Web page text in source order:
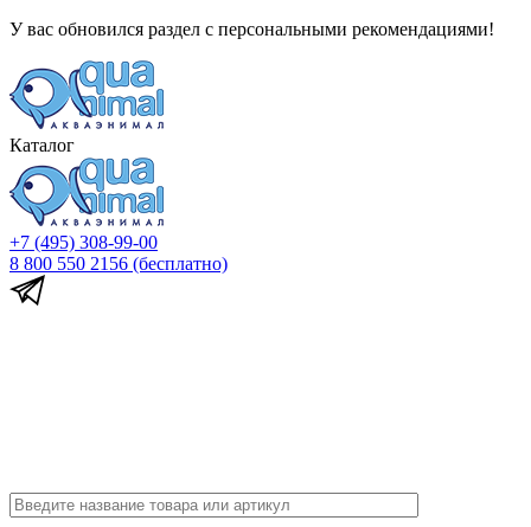
У вас обновился раздел с персональными рекомендациями!
Каталог
+7 (495) 308-99-00
8 800 550 2156 (бесплатно)